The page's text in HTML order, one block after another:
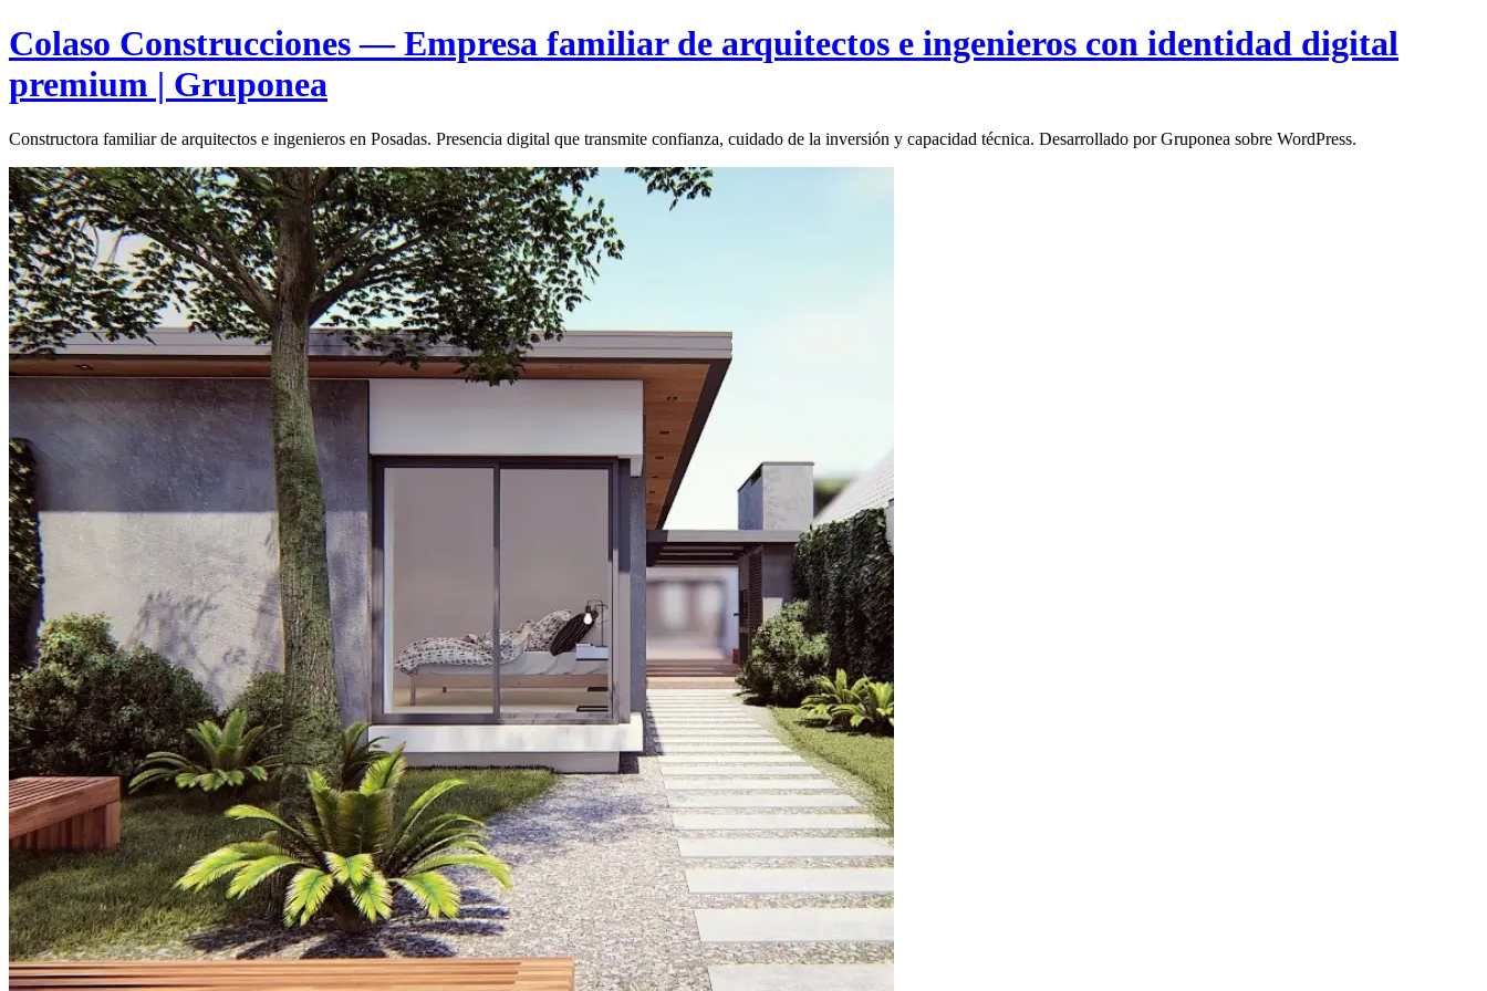
Colaso Construcciones — Empresa familiar de arquitectos e ingenieros con identidad digital
premium | Gruponea
Constructora familiar de arquitectos e ingenieros en Posadas. Presencia digital que transmite confianza, cuidado de la inversión y capacidad técnica. Desarrollado por Gruponea sobre WordPress.